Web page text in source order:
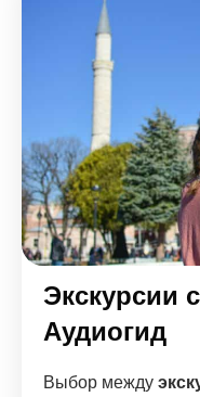
Экскурсии
Аудиогид
Выбор между